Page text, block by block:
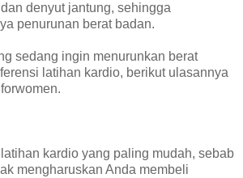
denyut jantung, sehingga
penurunan berat badan.
sedang ingin menurunkan berat
latihan kardio, berikut ulasannya
kardio yang paling mudah, sebab
mengharuskan Anda membeli